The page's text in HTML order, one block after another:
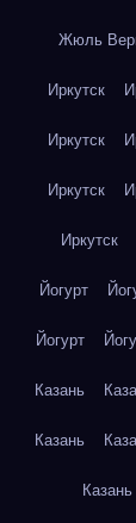
Жюль
Иркутск
Иркутск
Иркутск
Иркутск
Йогурт
Йогурт
Казань
Казань
Казань